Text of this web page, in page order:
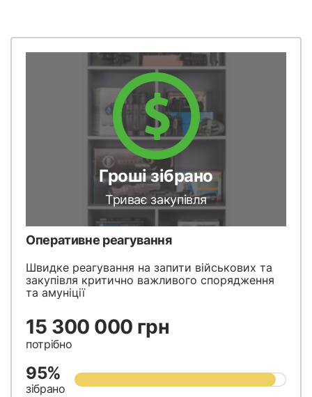
Гроші зібрано
Триває закупівля
Оперативне реагування
Швидке реагування на запити військових та
закупівля критично важливого спорядження
та амуніції
15 300 000 грн
потрібно
95%
зібрано